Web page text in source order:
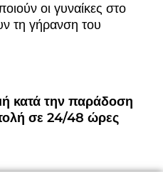
οι γυναίκες στο
τη γήρανση του
κατά την παράδοση
σε 24/48 ώρες